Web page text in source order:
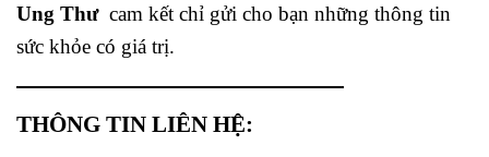
Ung Thư cam kết chỉ gửi cho bạn những thông tin
sức khỏe có giá trị.
THÔNG TIN LIÊN HỆ: